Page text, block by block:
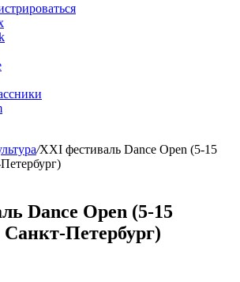
/XXI фестиваль Dance Open (5-15
Dance Open (5-15
Санкт-Петербург)